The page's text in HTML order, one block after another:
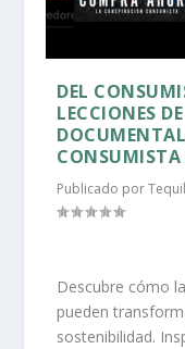
DEL
LECCIONES
Publicado por
Descubre cómo
pueden
sostenibilidad.